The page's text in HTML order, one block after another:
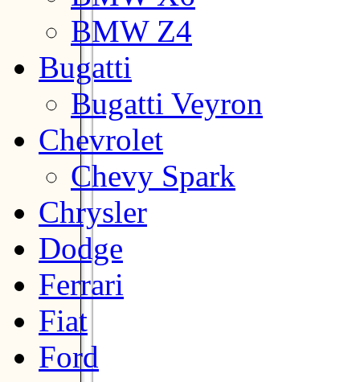
BMW Z4
Bugatti
Bugatti Veyron
Chevrolet
Chevy Spark
Chrysler
Dodge
Ferrari
Fiat
Ford